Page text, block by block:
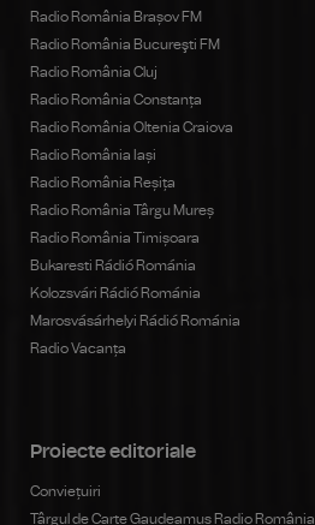
Radio România Brașov FM
Radio România Bucureşti FM
Radio România Cluj
Radio România Constanța
Radio România Oltenia Craiova
Radio România Iași
Radio România Reșița
Radio România Târgu Mureș
Radio România Timișoara
Bukaresti Rádió Románia
Kolozsvári Rádió Románia
Marosvásárhelyi Rádió Románia
Radio Vacanța
Proiecte editoriale
Conviețuiri
Târgul de Carte Gaudeamus Radio România